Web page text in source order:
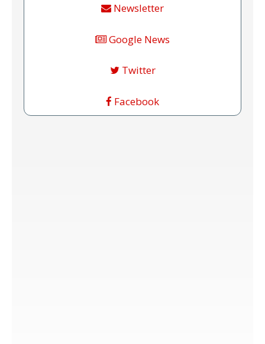
Newsletter
Google News
Twitter
Facebook